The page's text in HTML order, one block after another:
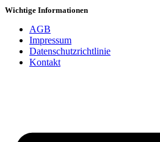
Wichtige Informationen
AGB
Impressum
Datenschutzrichtlinie
Kontakt